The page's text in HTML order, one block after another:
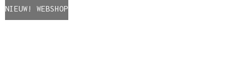
NIEUW! WEBSHOP